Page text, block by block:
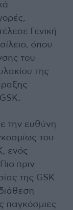
Γενική
όπου
του
της
την ευθύνη
του
ενός
πριν
της GSK
παγκόσμιες